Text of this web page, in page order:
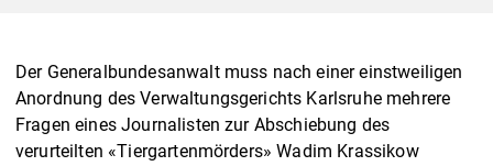
Der Generalbundesanwalt muss nach einer einstweiligen
Anordnung des Verwaltungsgerichts Karlsruhe mehrere
Fragen eines Journalisten zur Abschiebung des
verurteilten «Tiergartenmörders» Wadim Krassikow